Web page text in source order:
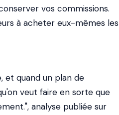
vos commissions.
à acheter eux-mêmes les
et quand un plan de
veut faire en sorte que
analyse publiée sur